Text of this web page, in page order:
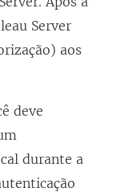
Server
aos
deve
durante a